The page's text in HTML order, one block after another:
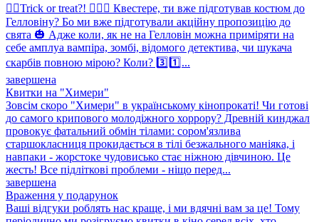
🧟‍♀️Trick or treat?! 🧛🏻‍♀️ Квестере, ти вже підготував костюм до
Гелловіну? Бо ми вже підготували акційну пропозицію до
свята 🎃 Адже коли, як не на Гелловін можна приміряти на
себе амплуа вампіра, зомбі, відомого детектива, чи шукача
скарбів повною мірою? Коли? 3️⃣1️⃣...
завершена
Квитки на "Химери"
Зовсім скоро "Химери" в українському кінопрокаті! Чи готові
до самого крипового молодіжного хоррору? Древній кинджал
провокує фатальний обмін тілами: сором'язлива
старшокласниця прокидається в тілі безжального маніяка, і
навпаки - жорстоке чудовисько стає ніжною дівчиною. Це
жесть! Все підліткові проблеми - ніщо перед...
завершена
Враження у подарунок
Ваші відгуки роблять нас краще, і ми вдячні вам за це! Тому